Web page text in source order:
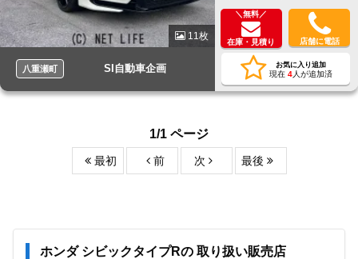
11枚
八重瀬町 SI自動車企画
＼無料／
在庫・見積り 店舗に電話
お気に入り追加
現在 4人が追加済
1/1 ページ
最初 前 次 最後
ホンダ シビックタイプRの 取り扱い販売店